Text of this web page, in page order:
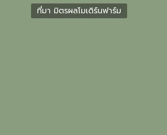
ที่มา มิตรผลโมเดิร์นฟาร์ม